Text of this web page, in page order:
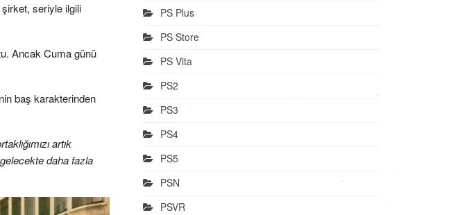
şirket, seriyle ilgili
Ancak Cuma günü
baş karakterinden
artık
daha fazla
PS Plus
PS Store
PS Vita
PS2
PS3
PS4
PS5
PSN
PSVR